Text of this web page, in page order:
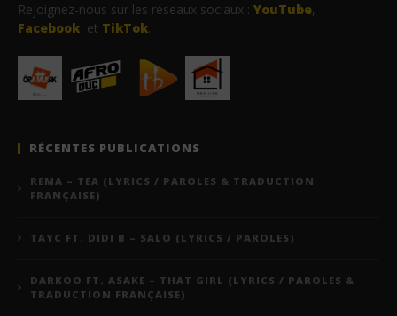
Rejoignez-nous sur les réseaux sociaux : YouTube,
Facebook et TikTok.
RÉCENTES PUBLICATIONS
REMA – TEA (LYRICS / PAROLES & TRADUCTION
FRANÇAISE)
TAYC FT. DIDI B – SALO (LYRICS / PAROLES)
DARKOO FT. ASAKE – THAT GIRL (LYRICS / PAROLES &
TRADUCTION FRANÇAISE)